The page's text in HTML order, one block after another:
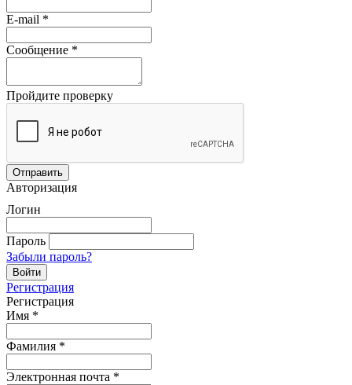
E-mail *
Сообщение *
Пройдите проверку
Авторизация
Логин
Пароль
Забыли пароль?
Регистрация
Регистрация
Имя *
Фамилия *
Электронная почта *